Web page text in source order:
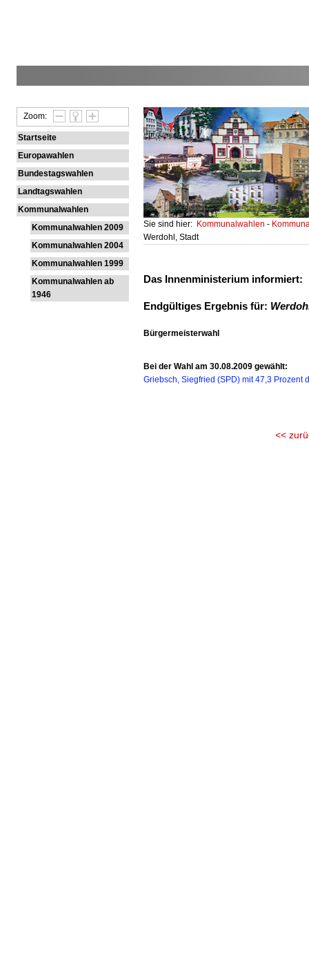
Zoom:
Startseite
Europawahlen
Bundestagswahlen
Landtagswahlen
Kommunalwahlen
Kommunalwahlen 2009
Kommunalwahlen 2004
Kommunalwahlen 1999
Kommunalwahlen ab
1946
Sie sind hier: Kommunalwahlen-
Werdohl, Stadt
Das Innenministerium informiert:
Endgültiges Ergebnis für:
Bürgermeisterwahl
Bei der Wahl am 30.08.2009 gewählt:
Griebsch, Siegfried (SPD) mit 47,3 Prozent
<<